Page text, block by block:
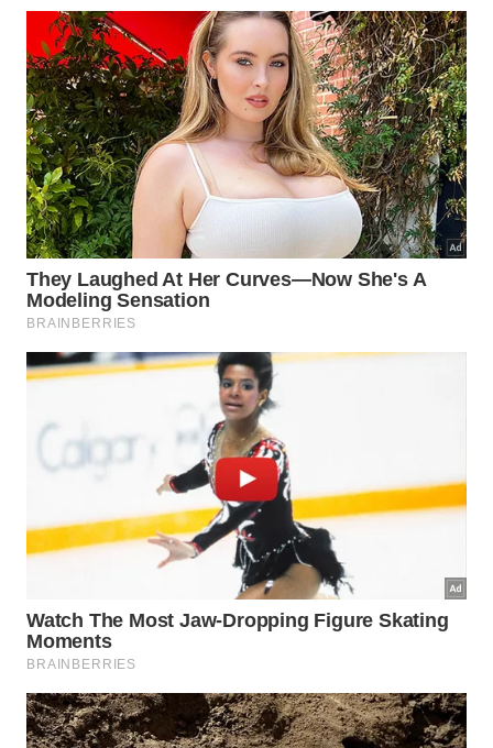
Aprender a distinguir o que está sob nosso controle é o
caminho para a paz mental. – Imagem gerada por IA
Como manter a calma diante do
inevitável?
A constância nesse exercício mental exige paciência
diária e muita compaixão com os próprios erros de
percurso. Lembre-se sempre de que mudar hábitos
antigos requer tempo, mas persistir nadicotomia
antiga
transforma completamente nossa relação
tretas pequenas.
Ao adotar a filosofia como um escudo protetor, as
pressões externas perdem o poder de desestabilizar
sua mente. Essa postura consciente pavimenta uma
jornada mais leve, livre de frustrações
desnecessárias e totalmente focada no verdadeiro
e noautoconhecimento